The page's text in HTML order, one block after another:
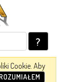
?
Cookie. Aby